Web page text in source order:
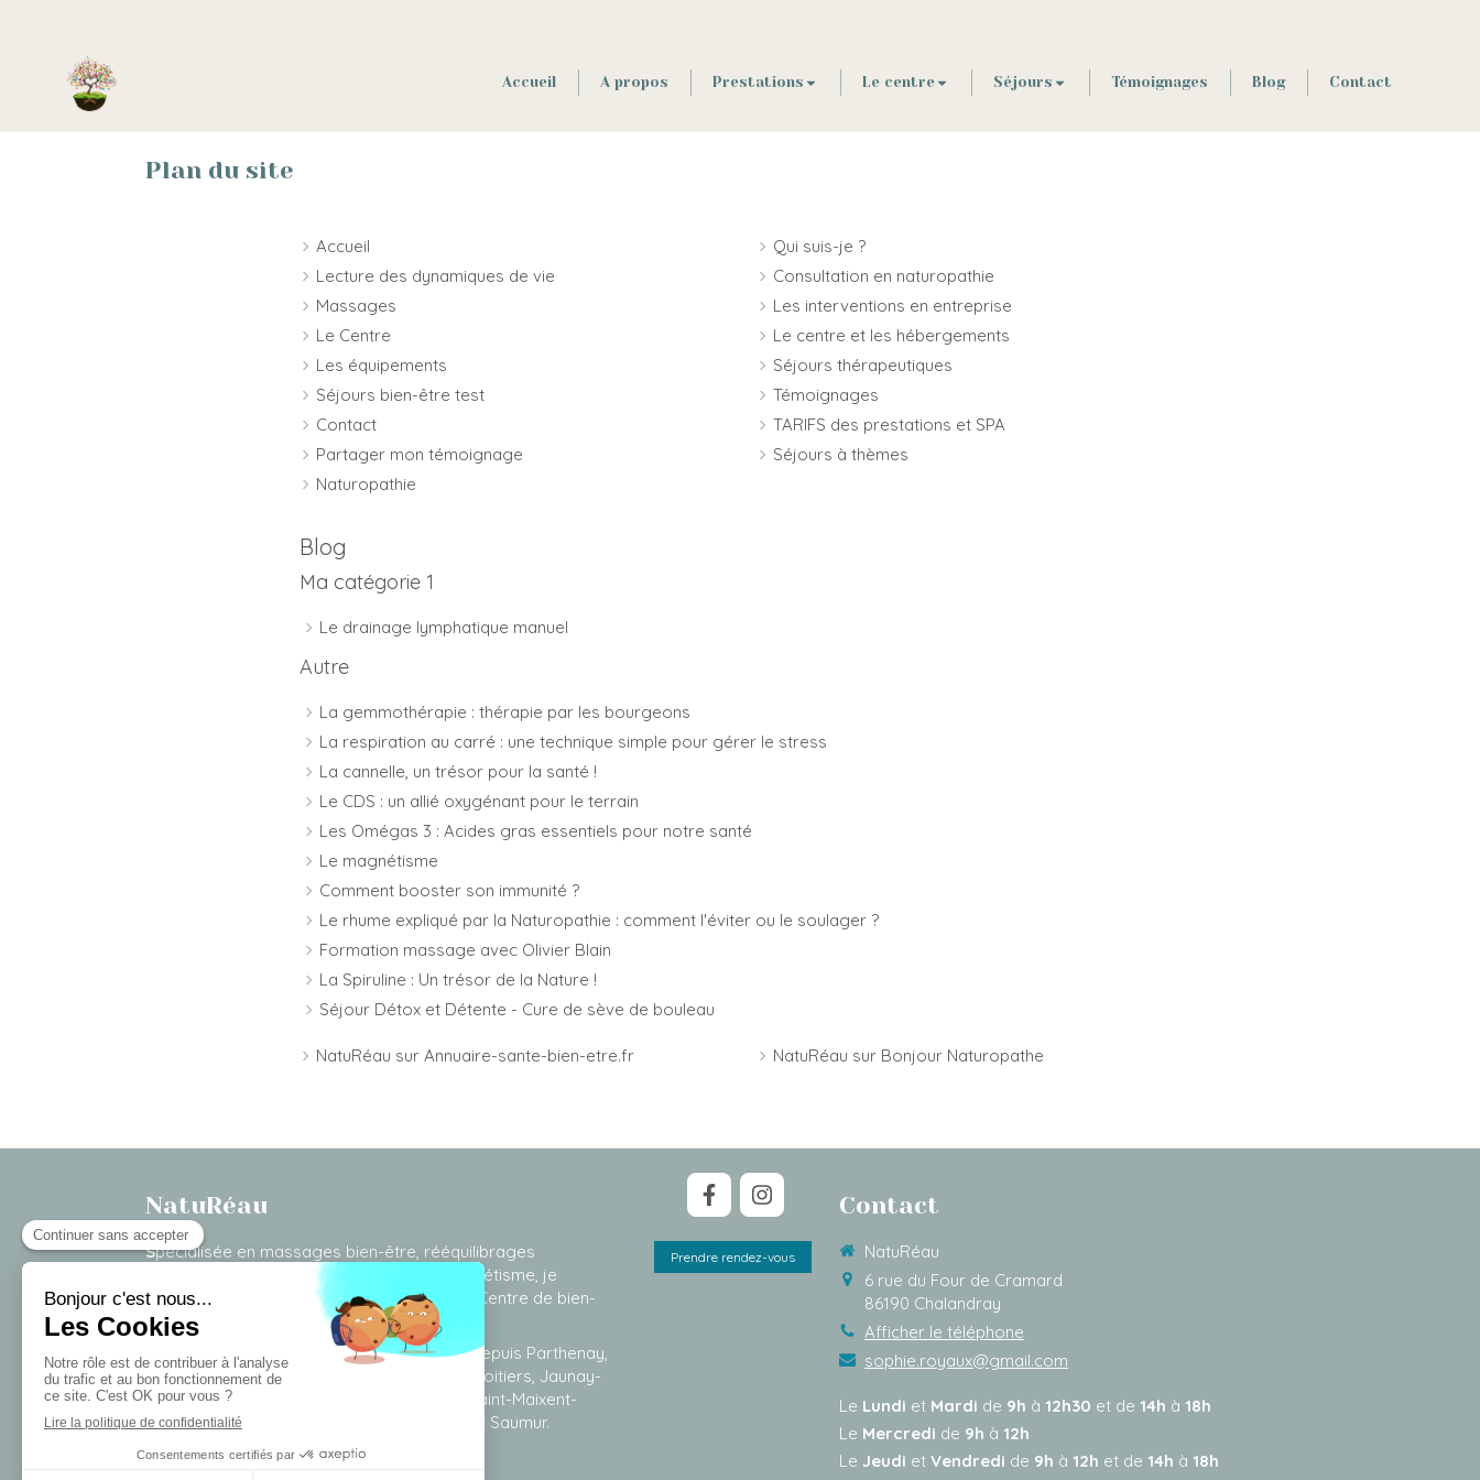
Accueil A propos Prestations Le centre Séjours Témoignages Blog Contact
Plan du site
Accueil
Qui suis-je ?
Lecture des dynamiques de vie
Consultation en naturopathie
Massages
Les interventions en entreprise
Le Centre
Le centre et les hébergements
Les équipements
Séjours thérapeutiques
Séjours bien-être test
Témoignages
Contact
TARIFS des prestations et SPA
Partager mon témoignage
Séjours à thèmes
Naturopathie
Blog
Ma catégorie 1
Le drainage lymphatique manuel
Autre
La gemmothérapie : thérapie par les bourgeons
La respiration au carré : une technique simple pour gérer le stress
La cannelle, un trésor pour la santé !
Le CDS : un allié oxygénant pour le terrain
Les Omégas 3 : Acides gras essentiels pour notre santé
Le magnétisme
Comment booster son immunité ?
Le rhume expliqué par la Naturopathie : comment l'éviter ou le soulager ?
Formation massage avec Olivier Blain
La Spiruline : Un trésor de la Nature !
Séjour Détox et Détente - Cure de sève de bouleau
NatuRéau sur Annuaire-sante-bien-etre.fr NatuRéau sur Bonjour Naturopathe
NatuRéau
Spécialisée en massages bien-être, rééquilibrages
alimentaires, psychologie et soins de magnétisme, je
propose des cures et des séjours dans le Centre de bien-
être que je viens de créer en 2019.
Centre de bien-être facilement accessible depuis Parthenay,
Niort, Neuville-de-Poitou, Migné-Auxances, Poitiers, Jaunay-
Clan, Chasseneuil-du-Poitou, Saint-Benoît, Saint-Maixent-
l'École mais aussi Thouars , Loudun, Tours et Saumur.
Prendre rendez-vous
Contact
NatuRéau
6 rue du Four de Cramard
86190 Chalandray
Afficher le téléphone
sophie.royaux@gmail.com
Le Lundi et Mardi de 9h à 12h30 et de 14h à 18h
Le Mercredi de 9h à 12h
LeJeudi etVendredi de 9h à 12h et de 14h à 18h